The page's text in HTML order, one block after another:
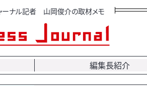
ーナル記者 山岡俊介の取材メモ
編集長紹介